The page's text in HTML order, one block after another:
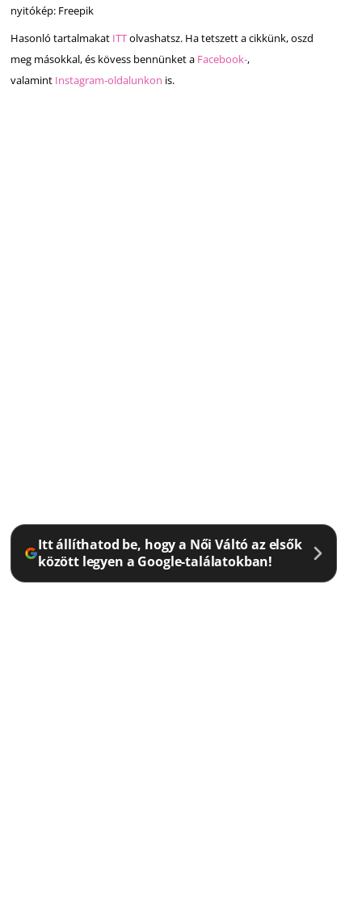
nyitókép: Freepik
Hasonló tartalmakat ITTolvashatsz. Ha tetszett a cikkünk, oszd
meg másokkal, és kövess bennünket a Facebook-,
valamint Instagram-oldalunkon is.
Itt állíthatod be, hogy a Női Váltó az elsők
között legyen a Google-találatokban!